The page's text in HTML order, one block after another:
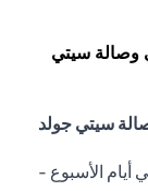
وصالة سيتي
سيتي جولد
أيام الأسبوع -